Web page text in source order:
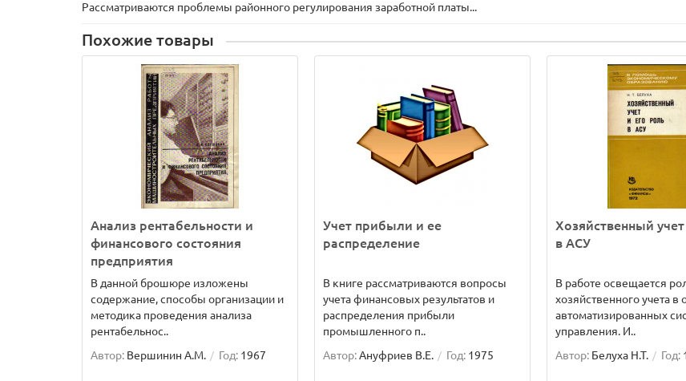
Рассматриваются проблемы районного регулирования заработной платы...
Похожие товары
Анализ рентабельности и
финансового состояния
предприятия
В данной брошюре изложены
содержание, способы организации и
методика проведения анализа
рентабельнос..
Автор: Вершинин А.М. Год: 1967
Учет прибыли и ее
распределение
В книге рассматриваются вопросы
учета финансовых результатов и
распределения прибыли
промышленного п..
Автор:Ануфриев В.Е. Год: 1975
Хозяйственный
в АСУ
В работе освещается
хозяйственного учета в
автоматизированных
управления. И..
Автор: Белуха Н.Т. Год: